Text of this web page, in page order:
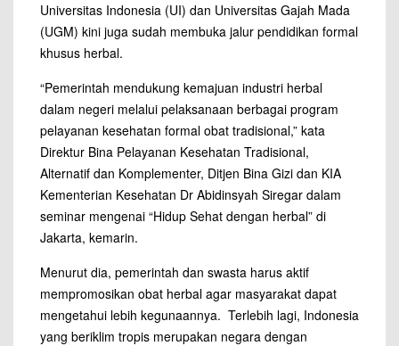
Universitas Indonesia (UI) dan Universitas Gajah Mada
(UGM) kini juga sudah membuka jalur pendidikan formal
khusus herbal.
“Pemerintah mendukung kemajuan industri herbal
dalam negeri melalui pelaksanaan berbagai program
pelayanan kesehatan formal obat tradisional,” kata
Direktur Bina Pelayanan Kesehatan Tradisional,
Alternatif dan Komplementer, Ditjen Bina Gizi dan KIA
Kementerian Kesehatan Dr Abidinsyah Siregar dalam
seminar mengenai “Hidup Sehat dengan herbal” di
Jakarta, kemarin.
Menurut dia, pemerintah dan swasta harus aktif
mempromosikan obat herbal agar masyarakat dapat
mengetahui lebih kegunaannya. Terlebih lagi, Indonesia
yang beriklim tropis merupakan negara dengan